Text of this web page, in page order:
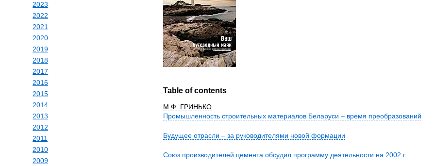
2023
2022
2021
2020
2019
2018
2017
2016
2015
2014
2013
2012
2011
2010
2009
Table of contents
М.Ф. ГРИНЬКО
Промышленность строительных материалов Беларуси – время преобразований
Будущее отрасли – за руководителями новой формации
Союз производителей цемента обсудил программу деятельности на 2002 г.